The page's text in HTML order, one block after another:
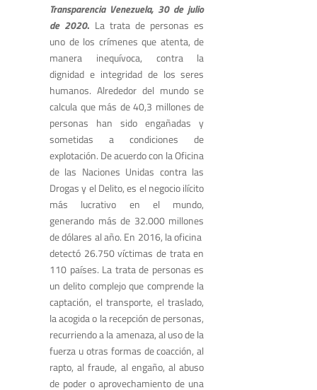
Transparencia Venezuela, 30 de julio
de 2020. La trata de personas es
uno de los crímenes que atenta, de
manera inequívoca, contra la
dignidad e integridad de los seres
humanos. Alrededor del mundo se
calcula que más de 40,3 millones de
personas han sido engañadas y
sometidas a condiciones de
explotación. De acuerdo con la Oficina
de las Naciones Unidas contra las
Drogas y el Delito, es el negocio ilícito
más lucrativo en el mundo,
generando más de 32.000 millones
de dólares al año. En 2016, la oficina
detectó 26.750 víctimas de trata en
110 países. La trata de personas es
un delito complejo que comprende la
captación, el transporte, el traslado,
la acogida o la recepción de personas,
recurriendo a la amenaza, al uso de la
fuerza u otras formas de coacción, al
rapto, al fraude, al engaño, al abuso
de poder o aprovechamiento de una